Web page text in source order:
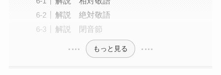
解説 絶対敬語
解説 閉音節
もっと見る